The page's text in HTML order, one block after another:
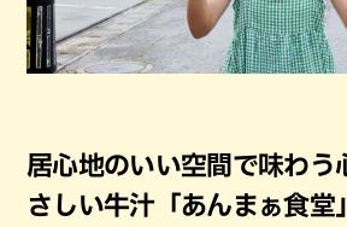
居心地のいい空間で味わう
さしい牛汁「あんまぁ食堂」